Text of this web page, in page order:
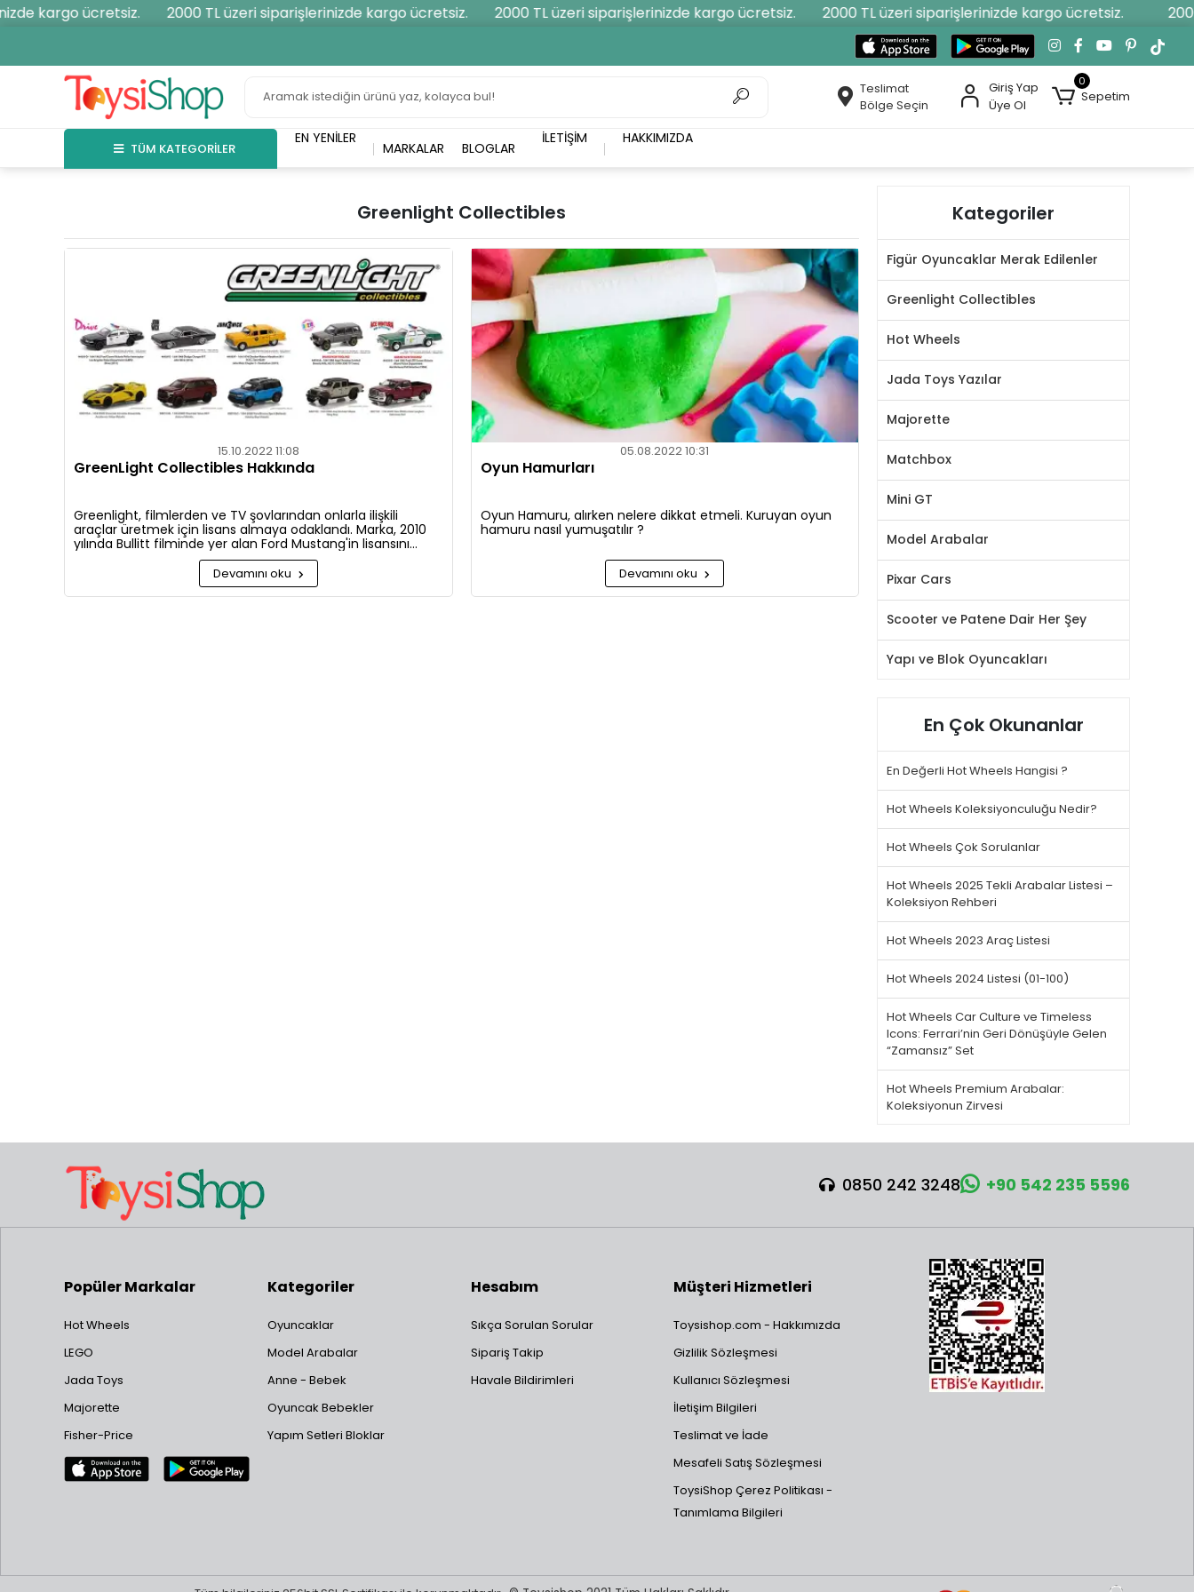
kargo ücretsiz. 2000 TL üzeri siparişlerinizde kargo ücretsiz. 2000 TL üzeri siparişlerinizde kargo ücretsiz. 2000 TL üzeri siparişlerinizde kargo ücretsiz.
Teslimat
Bölge Seçin
Giriş Yap
Üye Ol
0
Sepetim
TÜM KATEGORİLER
EN YENILER
MARKALAR BLOGLAR
İLETIŞIM HAKKIMIZDA
Greenlight Collectibles
15.10.2022 11:08
GreenLight Collectibles Hakkında
Greenlight, filmlerden ve TV şovlarından onlarla ilişkili
araçlar üretmek için lisans almaya odaklandı. Marka, 2010
yılında Bullitt filminde yer alan Ford Mustang'in lisansını
alarak,replikaları satma konusunda başarı ve popülarite
Devamını oku
05.08.2022 10:31
Oyun Hamurları
Oyun Hamuru, alırken nelere dikkat etmeli. Kuruyan oyun
hamuru nasıl yumuşatılır ?
Devamını oku
Kategoriler
Figür Oyuncaklar Merak Edilenler
Greenlight Collectibles
Hot Wheels
Jada Toys Yazılar
Majorette
Matchbox
Mini GT
Model Arabalar
Pixar Cars
Scooter ve Patene Dair Her Şey
Yapı ve Blok Oyuncakları
En Çok Okunanlar
En Değerli Hot Wheels Hangisi ?
Hot Wheels Koleksiyonculuğu Nedir?
Hot Wheels Çok Sorulanlar
Hot Wheels 2025 Tekli Arabalar Listesi –
Koleksiyon Rehberi
Hot Wheels 2023 Araç Listesi
Hot Wheels 2024 Listesi (01-100)
Hot Wheels Car Culture ve Timeless
Icons: Ferrari’nin Geri Dönüşüyle Gelen
“Zamansız” Set
Hot Wheels Premium Arabalar:
Koleksiyonun Zirvesi
0850 242 3248 +90 542 235 5596
Popüler Markalar
Hot Wheels
LEGO
Jada Toys
Majorette
Fisher-Price
Kategoriler
Oyuncaklar
Model Arabalar
Anne - Bebek
Oyuncak Bebekler
Yapım Setleri Bloklar
Hesabım
Sıkça Sorulan Sorular
Sipariş Takip
Havale Bildirimleri
Müşteri Hizmetleri
Toysishop.com - Hakkımızda
Gizlilik Sözleşmesi
Kullanıcı Sözleşmesi
İletişim Bilgileri
Teslimat ve İade
Mesafeli Satış Sözleşmesi
ToysiShop Çerez Politikası -
Tanımlama Bilgileri